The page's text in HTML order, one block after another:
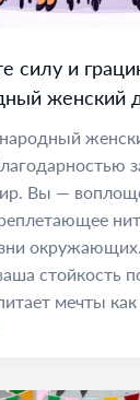
силу и
женский
Вы —
стойкость
мечты как